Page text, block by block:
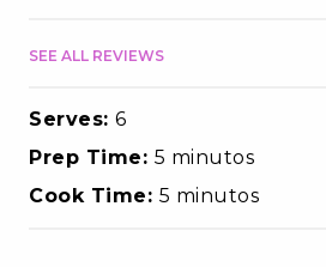
SEE ALL REVIEWS
Serves: 6
Prep Time: 5 minutos
Cook Time: 5 minutos